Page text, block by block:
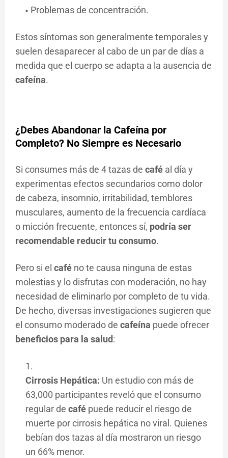
Problemas de concentración.
Estos síntomas son generalmente temporales y
suelen desaparecer al cabo de un par de días a
medida que el cuerpo se adapta a la ausencia de
cafeína.
¿Debes Abandonar la Cafeína por
Completo? No Siempre es Necesario
Si consumes más de 4 tazas de café al día y
experimentas efectos secundarios como dolor
de cabeza, insomnio, irritabilidad, temblores
musculares, aumento de la frecuencia cardíaca
o micción frecuente, entonces sí, podría ser
recomendable reducir tu consumo.
Pero si el café no te causa ninguna de estas
molestias y lo disfrutas con moderación, no hay
necesidad de eliminarlo por completo de tu vida.
De hecho, diversas investigaciones sugieren que
el consumo moderado de cafeína puede ofrecer
beneficios para la salud:
Cirrosis Hepática: Un estudio con más de
63,000 participantes reveló que el consumo
regular de café puede reducir el riesgo de
muerte por cirrosis hepática no viral. Quienes
bebían dos tazas al día mostraron un riesgo
un 66% menor.